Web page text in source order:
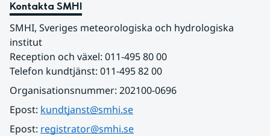
Kontakta SMHI
SMHI, Sveriges meteorologiska och hydrologiska
institut
Reception och växel: 011-495 80 00
Telefon kundtjänst: 011-495 82 00
Organisationsnummer: 202100-0696
Epost: kundtjanst@smhi.se
Epost: registrator@smhi.se